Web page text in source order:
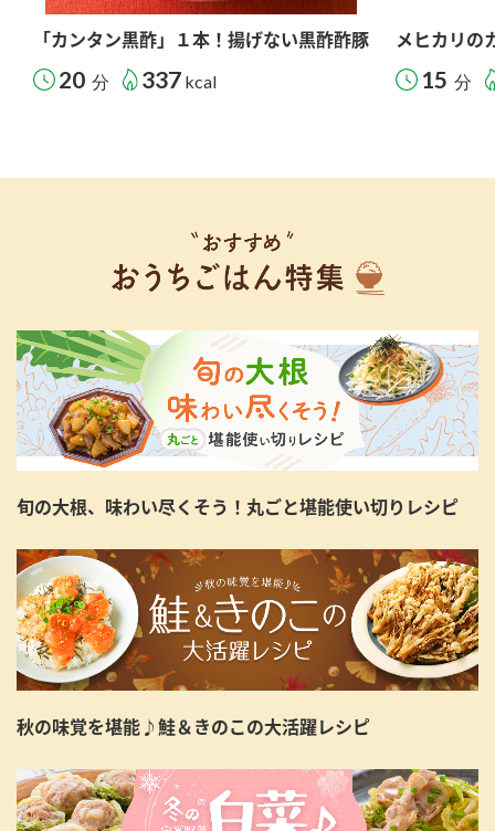
「カンタン黒酢」１本！揚げない黒酢酢豚
20 分 337 kcal
メヒカリの
15 分
旬の大根、味わい尽くそう！丸ごと堪能使い切りレシピ
秋の味覚を堪能♪鮭＆きのこの大活躍レシピ